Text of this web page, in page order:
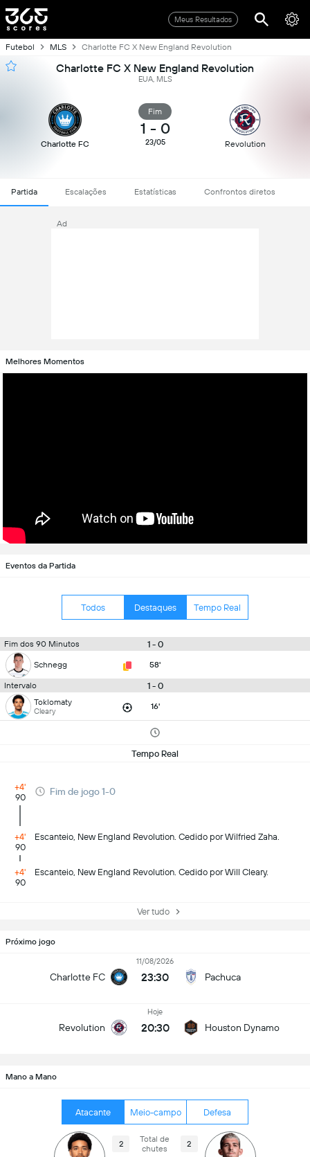
Meus Resultados
Futebol MLS Charlotte FC X New England Revolution
Charlotte FC X New England Revolution
EUA, MLS
Charlotte FC
Fim
1 - 0
23/05 Revolution
Partida Escalações Estatísticas Confrontos diretos
Ad
Melhores Momentos
Eventos da Partida
Todos Destaques Tempo Real
Fim dos 90 Minutos 1 - 0
Schnegg 58'
Intervalo 1 - 0
Toklomaty
Cleary 16'
Tempo Real
+4'
90
Fim de jogo 1-0
+4'
90
Escanteio, New England Revolution. Cedido por Wilfried Zaha.
+4'
90
Escanteio, New England Revolution. Cedido por Will Cleary.
Ver tudo
Próximo jogo
Charlotte FC
11/08/2026
23:30 Pachuca
Revolution
Hoje
20:30 Houston Dynamo
Mano a Mano
Atacante Meio-campo Defesa
2
Total de
chutes
2